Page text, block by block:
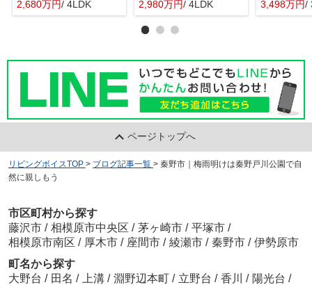
2,680万円/ 4LDK
2,980万円/ 4LDK 3,498万円/
ページトップへ
リビングボイスTOP > ブログ記事一覧 > 秦野市｜梅雨明けは秦野戸川公園で自
然に親しもう
市区町村から探す
藤沢市 / 相模原市中央区 / 茅ヶ崎市 / 平塚市 /
相模原市南区 / 厚木市 / 座間市 / 綾瀬市 / 秦野市 / 伊勢原市
町名から探す
大野台 / 田名 / 上溝 / 淵野辺本町 / 立野台 / 香川 / 陽光台 /